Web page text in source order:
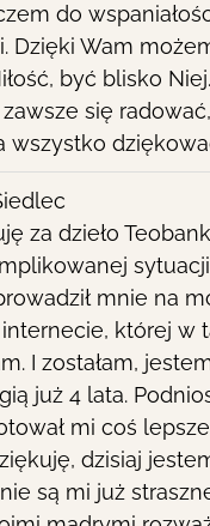
do
Dzięki Wam
być blisko
się
wszystko
za dzieło
mnie na
której w
I zostałam,
już 4 lata.
mi coś
dzisiaj
są mi już